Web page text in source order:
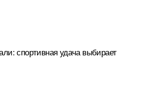
спортивная удача выбирает